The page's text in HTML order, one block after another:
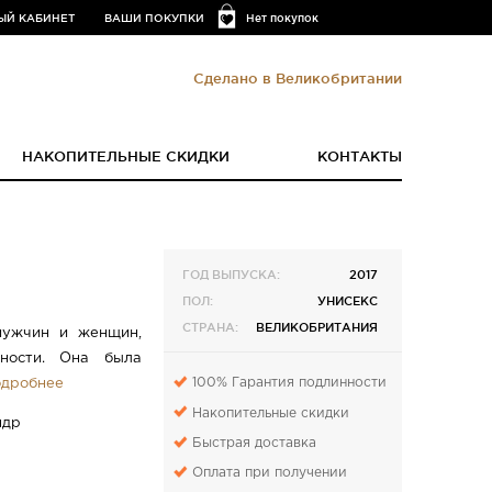
Нет покупок
КАБИНЕТ ВАШИ ПОКУПКИ
Сделано в Великобритании
НАКОПИТЕЛЬНЫЕ СКИДКИ КОНТАКТЫ
и женщин,
Она была
ГОД ВЫПУСКА:
2017
ПОЛ:
УНИСЕКС
СТРАНА:
ВЕЛИКОБРИТАНИЯ
100% Гарантия подлинности
Накопительные скидки
Быстрая доставка
Оплата при получении